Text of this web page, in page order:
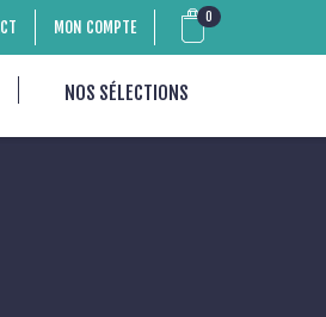
0
MON COMPTE
NOS SÉLECTIONS